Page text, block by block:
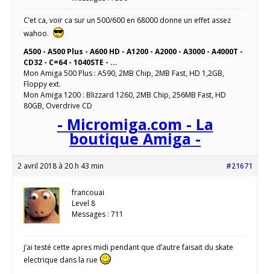
C’et ca, voir ca sur un 500/600 en 68000 donne un effet assez
wahoo.
A500 - A500 Plus - A600 HD - A1200 - A2000 - A3000 - A4000T -
CD32 - C=64 - 1040STE - ...
Mon Amiga 500 Plus : A590, 2MB Chip, 2MB Fast, HD 1,2GB,
Floppy ext.
Mon Amiga 1200 : Blizzard 1260, 2MB Chip, 256MB Fast, HD
80GB, Overdrive CD
- Micromiga.com - La
boutique Amiga -
2 avril 2018 à 20 h 43 min #21671
francouai
Level 8
Messages : 711
j’ai testé cette apres midi pendant que d’autre faisait du skate
electrique dans la rue